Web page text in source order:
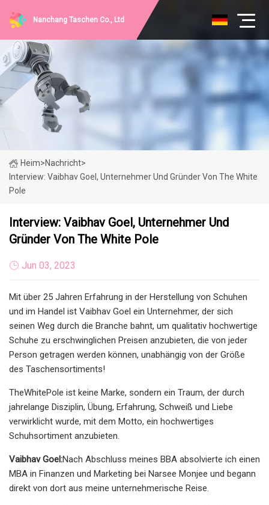
Nanchang Taschen Co., Ltd
Heim>Nachricht>
Interview: Vaibhav Goel, Unternehmer Und Gründer Von The White
Pole
Interview: Vaibhav Goel, Unternehmer Und
Gründer Von The White Pole
Jun 03, 2023
Mit über 25 Jahren Erfahrung in der Herstellung von Schuhen
und im Handel ist Vaibhav Goel ein Unternehmer, der sich
seinen Weg durch die Branche bahnt, um qualitativ hochwertige
Schuhe zu erschwinglichen Preisen anzubieten, die von jeder
Person getragen werden können, unabhängig von der Größe
des Taschensortiments!
TheWhitePole ist keine Marke, sondern ein Traum, der durch
jahrelange Disziplin, Übung, Erfahrung, Schweiß und Liebe
verwirklicht wurde, mit dem Motto, ein hochwertiges
Schuhsortiment anzubieten.
Vaibhav Goel:Nach Abschluss meines BBA absolvierte ich einen
MBA in Finanzen und Marketing bei Narsee Monjee und begann
direkt von dort aus meine unternehmerische Reise.